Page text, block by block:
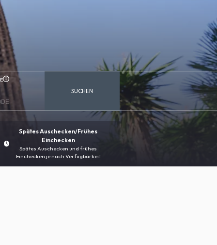
SUCHEN
Spätes Auschecken/Frühes
Einchecken
Spätes Auschecken und frühes
Einchecken je nach Verfügbarkeit